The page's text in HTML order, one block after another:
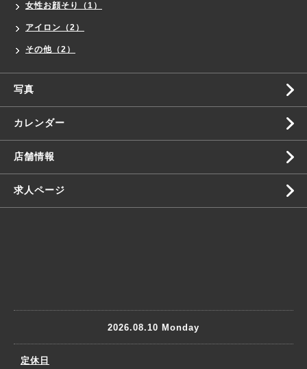
女性お顔そり（1）
アイロン（2）
その他（2）
写真
カレンダー
店舗情報
求人ページ
2026.08.10 Monday
定休日